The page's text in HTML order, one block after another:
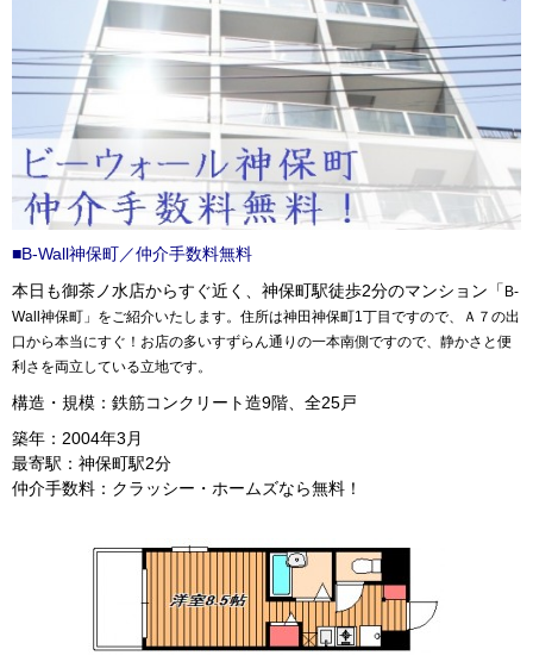
■B-Wall神保町／仲介手数料無料
本日も御茶ノ水店からすぐ近く、神保町駅徒歩2分のマンション「 B-
Wall神保町」をご紹介いたします。住所は神田神保町1丁目ですので、Ａ７の出
口から本当にすぐ！お店の多いすずらん通りの一本南側ですので、静かさと便
利さを両立している立地です。
構造・規模：鉄筋コンクリート造9階、全25戸
築年：2004年3月
最寄駅：神保町駅2分
仲介手数料：クラッシー・ホームズなら無料！